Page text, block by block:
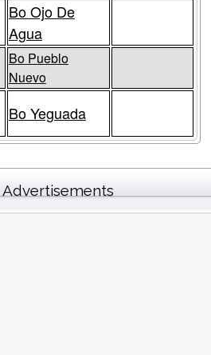
Bo Ojo De
Agua
Bo Pueblo
Nuevo
Bo Yeguada
Advertisements